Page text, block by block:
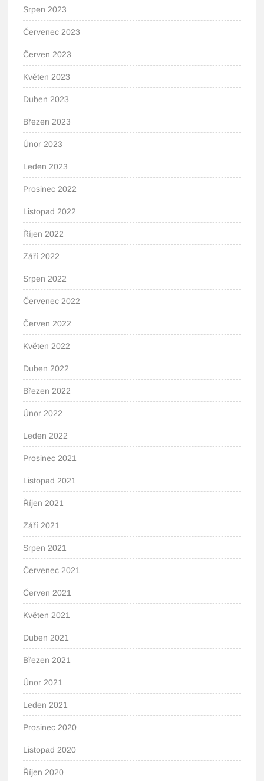
Srpen 2023
Červenec 2023
Červen 2023
Květen 2023
Duben 2023
Březen 2023
Únor 2023
Leden 2023
Prosinec 2022
Listopad 2022
Říjen 2022
Září 2022
Srpen 2022
Červenec 2022
Červen 2022
Květen 2022
Duben 2022
Březen 2022
Únor 2022
Leden 2022
Prosinec 2021
Listopad 2021
Říjen 2021
Září 2021
Srpen 2021
Červenec 2021
Červen 2021
Květen 2021
Duben 2021
Březen 2021
Únor 2021
Leden 2021
Prosinec 2020
Listopad 2020
Říjen 2020